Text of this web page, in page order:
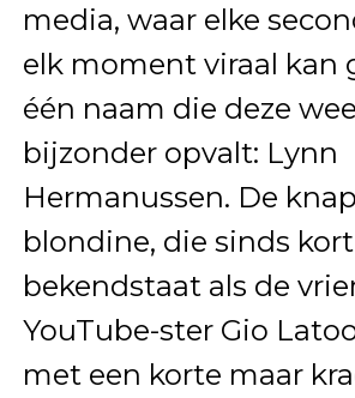
media, waar elke
elk moment viraal kan
één naam die deze
bijzonder opvalt: Lynn
Hermanussen. De
blondine, die sinds kort
bekendstaat als de
YouTube-ster Gio
met een korte maar